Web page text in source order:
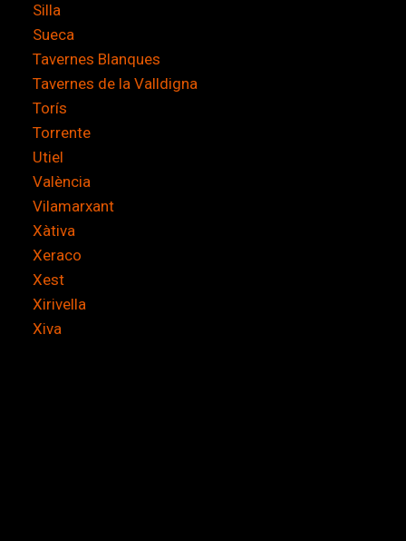
Silla
Sueca
Tavernes Blanques
Tavernes de la Valldigna
Torís
Torrente
Utiel
València
Vilamarxant
Xàtiva
Xeraco
Xest
Xirivella
Xiva